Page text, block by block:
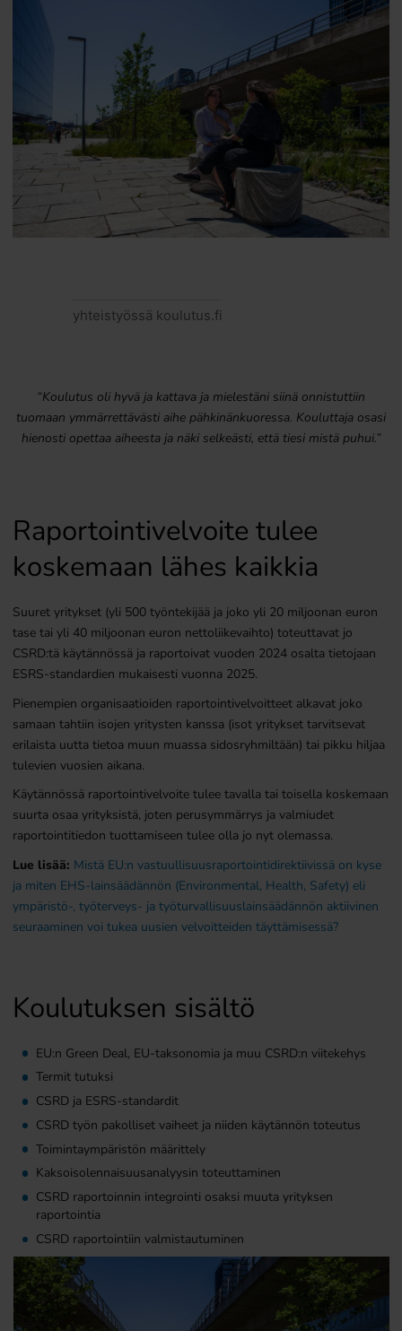
yhteistyössä koulutus.fi
“Koulutus oli hyvä ja kattava ja mielestäni siinä onnistuttiin
tuomaan ymmärrettävästi aihe pähkinänkuoressa. Kouluttaja osasi
hienosti opettaa aiheesta ja näki selkeästi, että tiesi mistä puhui.”
Raportointivelvoite tulee
koskemaan lähes kaikkia
Suuret yritykset (yli 500 työntekijää ja joko yli 20 miljoonan euron
tase tai yli 40 miljoonan euron nettoliikevaihto) toteuttavat jo
CSRD:tä käytännössä ja raportoivat vuoden 2024 osalta tietojaan
ESRS-standardien mukaisesti vuonna 2025.
Pienempien organisaatioiden raportointivelvoitteet alkavat joko
samaan tahtiin isojen yritysten kanssa (isot yritykset tarvitsevat
erilaista uutta tietoa muun muassa sidosryhmiltään) tai pikku hiljaa
tulevien vuosien aikana.
Käytännössä raportointivelvoite tulee tavalla tai toisella koskemaan
suurta osaa yrityksistä, joten perusymmärrys ja valmiudet
raportointitiedon tuottamiseen tulee olla jo nyt olemassa.
Lue lisää: Mistä EU:n vastuullisuusraportointidirektiivissä on kyse
ja miten EHS-lainsäädännön (Environmental, Health, Safety) eli
ympäristö-, työterveys- ja työturvallisuuslainsäädännön aktiivinen
seuraaminen voi tukea uusien velvoitteiden täyttämisessä?
Koulutuksen sisältö
EU:n Green Deal, EU-taksonomia ja muu CSRD:n viitekehys
Termit tutuksi
CSRD ja ESRS-standardit
CSRD työn pakolliset vaiheet ja niiden käytännön toteutus
Toimintaympäristön määrittely
Kaksoisolennaisuusanalyysin toteuttaminen
CSRD raportoinnin integrointi osaksi muuta yrityksen
raportointia
CSRD raportointiin valmistautuminen